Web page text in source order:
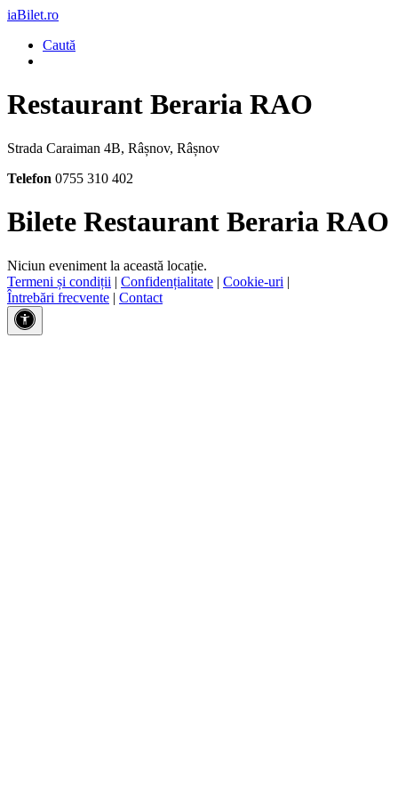
iaBilet.ro
Caută
Restaurant Beraria RAO
Strada Caraiman 4B, Râșnov, Râșnov
Telefon 0755 310 402
Bilete Restaurant Beraria RAO
Niciun eveniment la această locație.
Termeni și condiții | Confidențialitate | Cookie-uri |
Întrebări frecvente | Contact